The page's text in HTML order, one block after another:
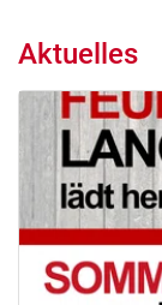
Aktuelles